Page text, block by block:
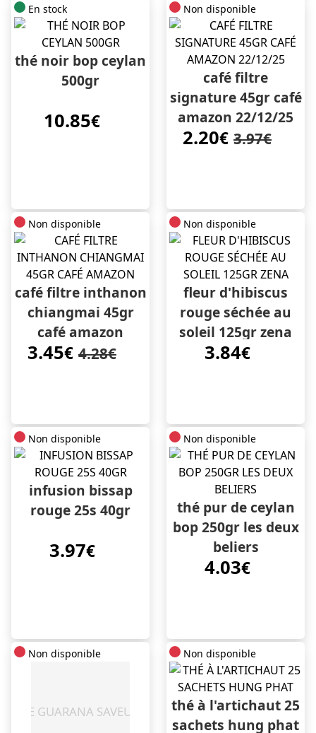
En stock
thé noir bop ceylan
500gr
10.85€
Non disponible
café filtre
signature 45gr café
amazon 22/12/25
2.20€ 3.97€
Non disponible
café filtre inthanon
chiangmai 45gr
café amazon
3.45€ 4.28€
Non disponible
fleur d'hibiscus
rouge séchée au
soleil 125gr zena
3.84€
Non disponible
infusion bissap
rouge 25s 40gr
3.97€
Non disponible
thé pur de ceylan
bop 250gr les deux
beliers
4.03€
Non disponible Non disponible
thé à l'artichaut 25
sachets hung phat